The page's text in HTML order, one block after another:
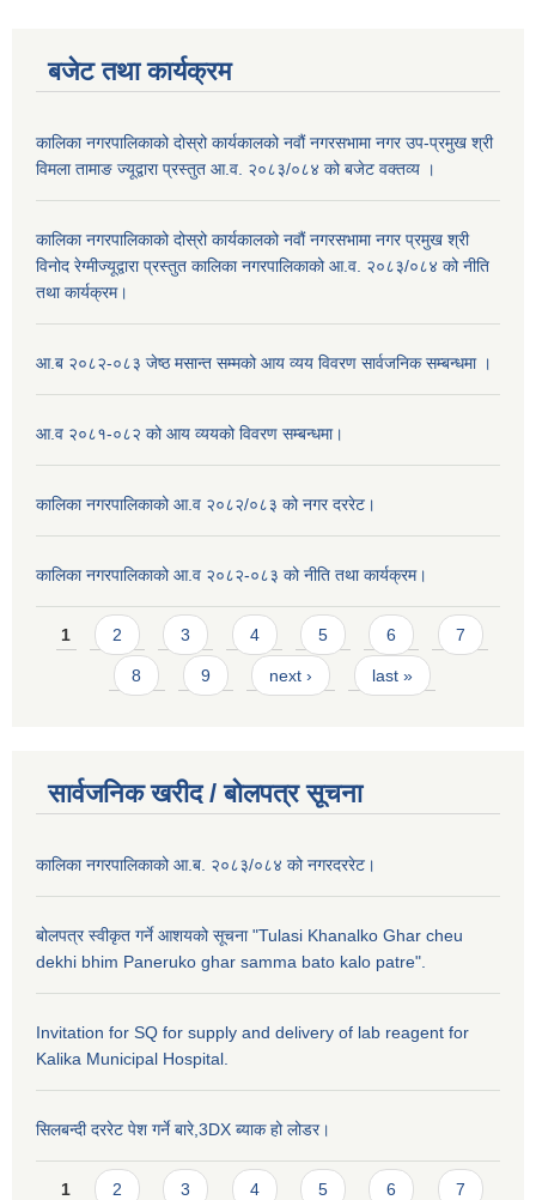
बजेट तथा कार्यक्रम
कालिका नगरपालिकाको दोस्रो कार्यकालको नवौं नगरसभामा नगर उप-प्रमुख श्री
विमला तामाङ ज्यूद्वारा प्रस्तुत आ.व. २०८३/०८४ को बजेट वक्तव्य ।
कालिका नगरपालिकाको दोस्रो कार्यकालको नवौं नगरसभामा नगर प्रमुख श्री
विनोद रेग्मीज्यूद्वारा प्रस्तुत कालिका नगरपालिकाको आ.व. २०८३/०८४ को नीति
तथा कार्यक्रम।
आ.ब २०८२-०८३ जेष्ठ मसान्त सम्मको आय व्यय विवरण सार्वजनिक सम्बन्धमा ।
आ.व २०८१-०८२ को आय व्ययको विवरण सम्बन्धमा।
कालिका नगरपालिकाको आ.व २०८२/०८३ को नगर दररेट।
कालिका नगरपालिकाको आ.व २०८२-०८३ को नीति तथा कार्यक्रम।
Pages
1 2 3 4 5 6 7
8 9 next › last »
सार्वजनिक खरीद / बाेलपत्र सूचना
कालिका नगरपालिकाको आ.ब. २०८३/०८४ को नगरदररेट।
बोलपत्र स्वीकृत गर्ने आशयको सूचना "Tulasi Khanalko Ghar cheu
dekhi bhim Paneruko ghar samma bato kalo patre".
Invitation for SQ for supply and delivery of lab reagent for
Kalika Municipal Hospital.
सिलबन्दी दररेट पेश गर्ने बारे,3DX ब्याक हो लोडर।
Pages
1 2 3 4 5 6 7